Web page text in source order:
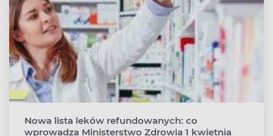
Nowa lista leków refundowanych: co
wprowadza Ministerstwo Zdrowia 1 kwietnia